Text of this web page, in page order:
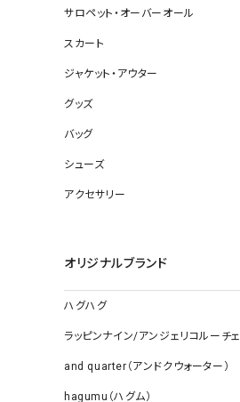
サロペット・オーバーオール
スカート
ジャケット・アウター
グッズ
バッグ
シューズ
アクセサリー
オリジナルブランド
ハグハグ
ラッピンナイン/アンジェリコルーチェ
and quarter（アンドクウォーター）
hagumu（ハグム）